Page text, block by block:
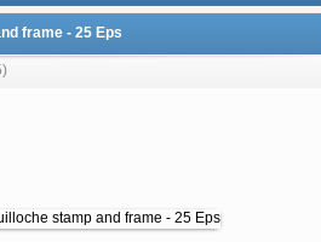
frame - 25 Eps